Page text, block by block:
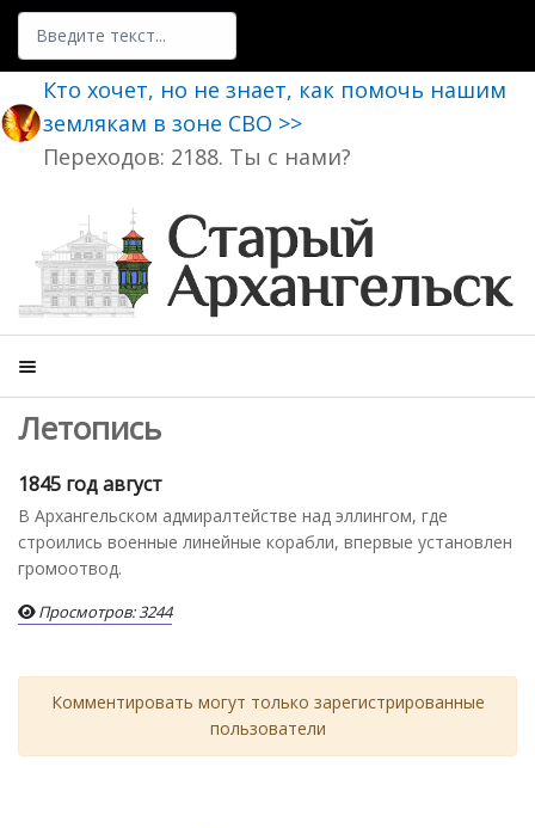
Поиск
Кто хочет, но не знает, как помочь нашим
землякам в зоне СВО >>
Переходов: 2188. Ты с нами?
Летопись
1845 год август
В Архангельском адмиралтействе над эллингом, где
строились военные линейные корабли, впервые установлен
громоотвод.
Просмотров: 3244
Комментировать могут только зарегистрированные
пользователи